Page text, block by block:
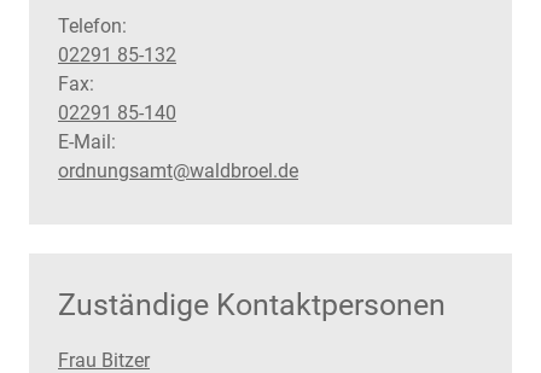
Telefon:
02291 85-132
Fax:
02291 85-140
E-Mail:
ordnungsamt@waldbroel.de
Zuständige Kontaktpersonen
Frau Bitzer